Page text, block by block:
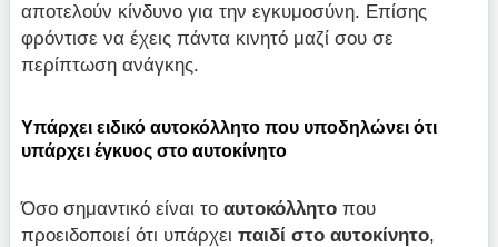
αποτελούν κίνδυνο για την εγκυμοσύνη. Επίσης
φρόντισε να έχεις πάντα κινητό μαζί σου σε
περίπτωση ανάγκης.
Υπάρχει ειδικό αυτοκόλλητο που υποδηλώνει ότι
υπάρχει έγκυος στο αυτοκίνητο
Όσο σημαντικό είναι τοαυτοκόλλητο που
προειδοποιεί ότι υπάρχειπαιδί στο αυτοκίνητο,